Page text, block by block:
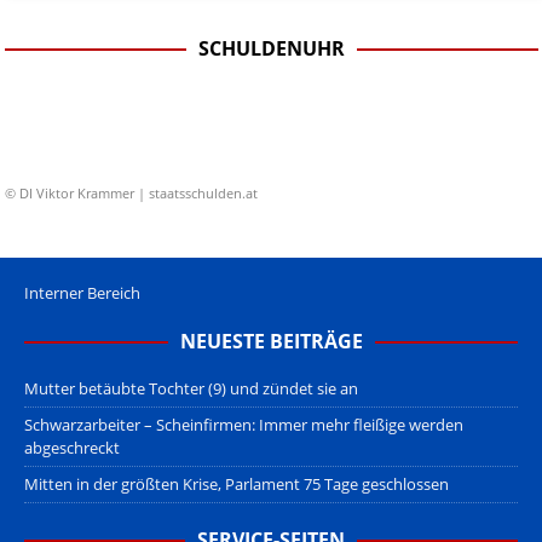
SCHULDENUHR
© DI Viktor Krammer | staatsschulden.at
Interner Bereich
NEUESTE BEITRÄGE
Mutter betäubte Tochter (9) und zündet sie an
Schwarzarbeiter – Scheinfirmen: Immer mehr fleißige werden
abgeschreckt
Mitten in der größten Krise, Parlament 75 Tage geschlossen